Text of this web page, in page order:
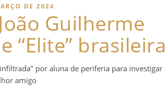
DE 2024
Guilherme
“Elite” brasileira
por aluna de periferia para investigar
amigo